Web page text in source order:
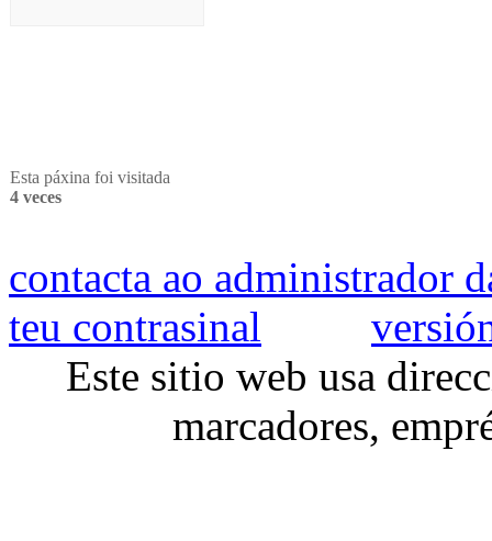
Esta páxina foi visitada
4 veces
contacta ao administrador
teu contrasinal
Este sitio web usa
marcadores,